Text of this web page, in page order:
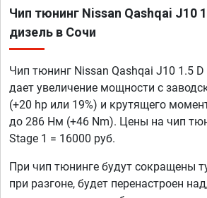
Чип тюнинг Nissan Qashqai J10
дизель в Сочи
Чип тюнинг Nissan Qashqai J10 1.5 D
дает увеличение мощности с
(+20 hp или 19%) и крутящего
до 286 Нм (+46 Nm). Цены на чип
Stage 1 = 16000 руб.
При чип тюнинге будут сокращены
при разгоне, будет перенастроен